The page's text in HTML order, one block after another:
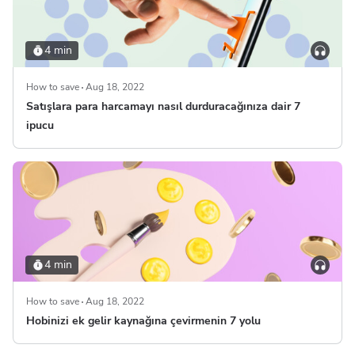
4 min
How to save Aug 18, 2022
Satışlara para harcamayı nasıl durduracağınıza dair 7
ipucu
4 min
How to save Aug 18, 2022
Hobinizi ek gelir kaynağına çevirmenin 7 yolu